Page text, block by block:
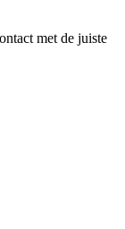
met de juiste